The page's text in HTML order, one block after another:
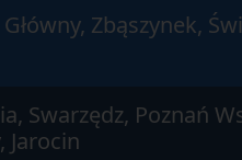
Zbąszynek,
Swarzędz, Poznań
Jarocin